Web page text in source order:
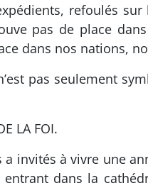
refoulés
pas de place
dans nos nations,
pas seulement
LA FOI.
a invités à vivre une
entrant dans la